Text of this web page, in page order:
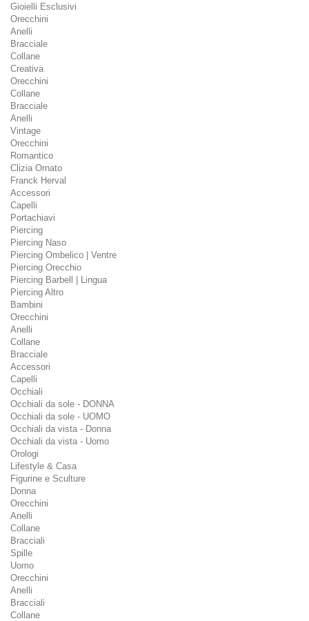
Gioielli Esclusivi
Orecchini
Anelli
Bracciale
Collane
Creativa
Orecchini
Collane
Bracciale
Anelli
Vintage
Orecchini
Romantico
Clizia Ornato
Franck Herval
Accessori
Capelli
Portachiavi
Piercing
Piercing Naso
Piercing Ombelico | Ventre
Piercing Orecchio
Piercing Barbell | Lingua
Piercing Altro
Bambini
Orecchini
Anelli
Collane
Bracciale
Accessori
Capelli
Occhiali
Occhiali da sole - DONNA
Occhiali da sole - UOMO
Occhiali da vista - Donna
Occhiali da vista - Uomo
Orologi
Lifestyle & Casa
Figurine e Sculture
Donna
Orecchini
Anelli
Collane
Bracciali
Spille
Uomo
Orecchini
Anelli
Bracciali
Collane